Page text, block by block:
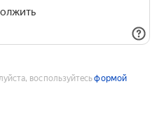
воспользуйтесьформой